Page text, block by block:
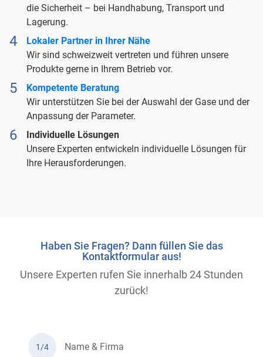
die Sicherheit – bei Handhabung, Transport und
Lagerung.
Lokaler Partner in Ihrer Nähe
Wir sind schweizweit vertreten und führen unsere
Produkte gerne in Ihrem Betrieb vor.
Kompetente Beratung
Wir unterstützen Sie bei der Auswahl der Gase und der
Anpassung der Parameter.
Individuelle Lösungen
Unsere Experten entwickeln individuelle Lösungen für
Ihre Herausforderungen.
Haben Sie Fragen? Dann füllen Sie das
Kontaktformular aus!
Unsere Experten rufen Sie innerhalb 24 Stunden
zurück!
1/4 Name & Firma